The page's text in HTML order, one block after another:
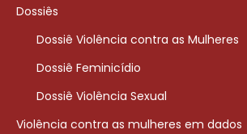
Dossiês
Dossiê Violência contra as Mulheres
Dossiê Feminicídio
Dossiê Violência Sexual
Violência contra as mulheres em dados